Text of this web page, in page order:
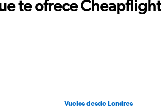
te ofrece
Vuelos desde Londres